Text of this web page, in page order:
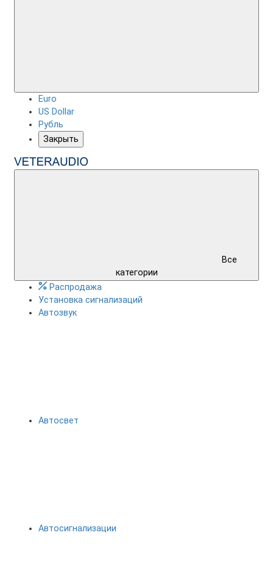
Euro
US Dollar
Рубль
Закрыть
Все
категории
Распродажа
Установка сигнализаций
Автозвук
Автосвет
Автосигнализации